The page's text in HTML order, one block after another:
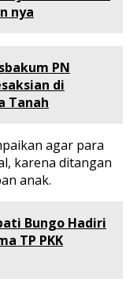
nya
PN
di
Tanah
agar para
karena ditangan
anak.
Bungo Hadiri
TP PKK